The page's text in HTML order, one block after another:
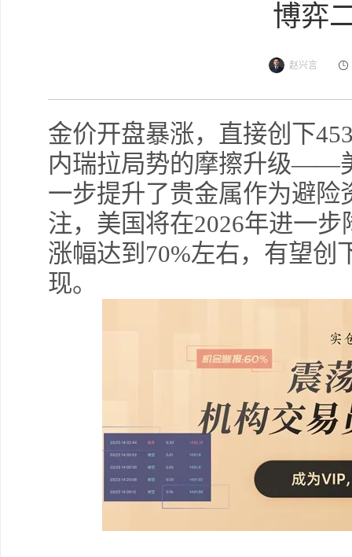
博弈
赵兴言
金价开盘暴涨，直接创下
内瑞拉局势的摩擦升级
一步提升了贵金属作为避
注，美国将在2026年进一
涨幅达到70%左右，有望创
现。